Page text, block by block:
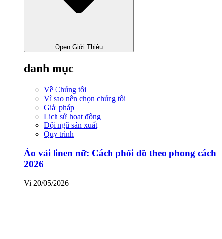
Open Giới Thiệu
danh mục
Về Chúng tôi
Vì sao nên chọn chúng tôi
Giải pháp
Lịch sử hoạt động
Đội ngũ sản xuất
Quy trình
Áo vải linen nữ: Cách phối đồ theo phong cách
2026
Vi 20/05/2026